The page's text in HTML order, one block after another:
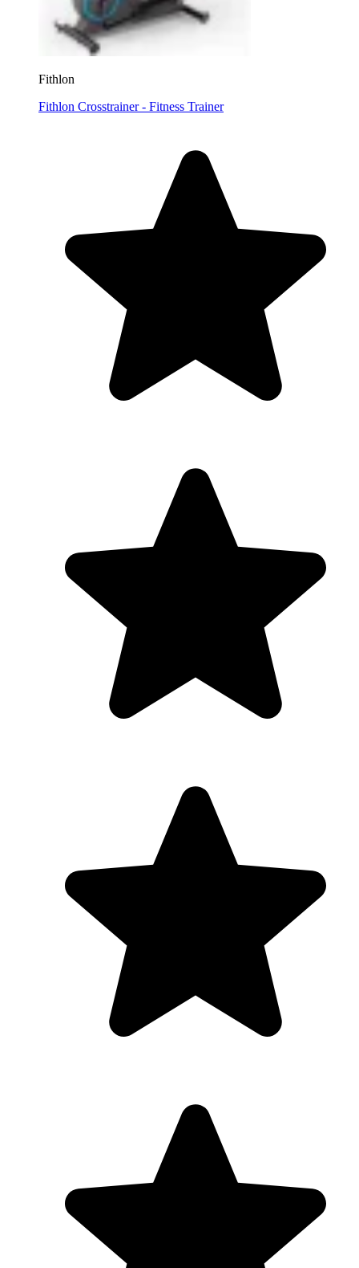
Fithlon
Fithlon Crosstrainer - Fitness Trainer